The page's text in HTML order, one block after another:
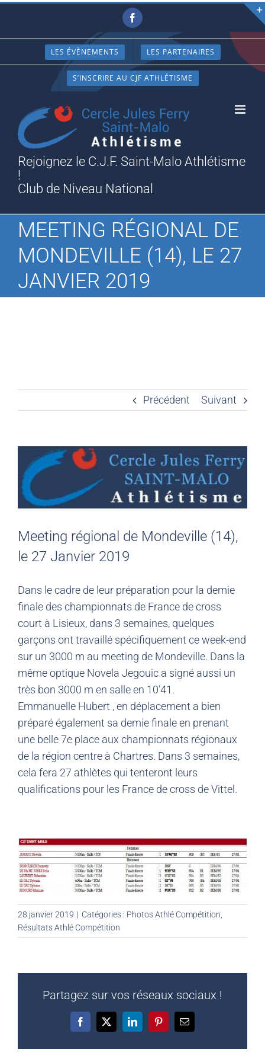
Passer
contenu
Facebook
LES ÉVÈNEMENTS LES PARTENAIRES
S’INSCRIRE AU CJF ATHLÉTISME
Rejoignez le C.J.F. Saint-Malo Athlétisme
!
Club de Niveau National
MEETING RÉGIONAL DE
MONDEVILLE (14), LE 27
JANVIER 2019
Précédent Suivant
Meeting régional de Mondeville (14),
le 27 Janvier 2019
Dans le cadre de leur préparation pour la demie
finale des championnats de France de cross
court à Lisieux, dans 3 semaines, quelques
garçons ont travaillé spécifiquement ce week-end
sur un 3000 m au meeting de Mondeville. Dans la
même optique Novela Jegouic a signé aussi un
très bon 3000 m en salle en 10’41.
Emmanuelle Hubert , en déplacement a bien
préparé également sa demie finale en prenant
une belle 7e place aux championnats régionaux
de la région centre à Chartres. Dans 3 semaines,
cela fera 27 athlètes qui tenteront leurs
qualifications pour les France de cross de Vittel.
28 janvier 2019 | Catégories : Photos Athlé Compétition,
Résultats Athlé Compétition
Partagez sur vos réseaux sociaux !
Facebook
X LinkedInPinterestEmail